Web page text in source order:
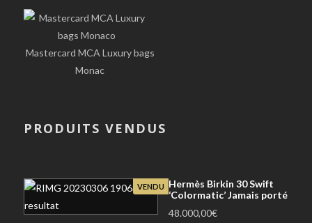
Mastercard MCA Luxury bags
Monac
PRODUITS VENDUS
VENDU
Hermès Birkin 30 Swift
‘Colormatic’ Jamais porté
48.000,00€